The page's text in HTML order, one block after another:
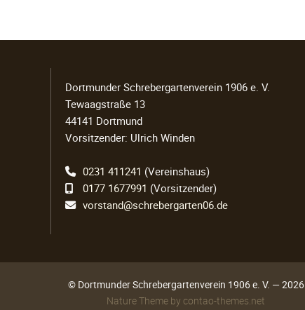
Dortmunder Schrebergartenverein 1906 e. V.
Tewaagstraße 13
44141 Dortmund
Vorsitzender: Ulrich Winden
0231 411241 (Vereinshaus)
0177 1677991 (Vorsitzender)
vorstand@schrebergarten06.de
© Dortmunder Schrebergartenverein 1906 e. V. — 2026
Nature Theme by contao-themes.net